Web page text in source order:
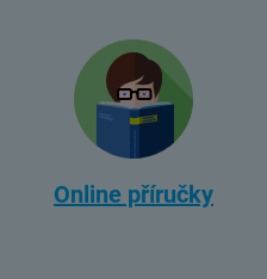
Online příručky